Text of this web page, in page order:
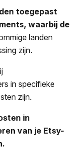
toegepast
waarbij de
landen
zijn.
in specifieke
zijn.
in
van je Etsy-